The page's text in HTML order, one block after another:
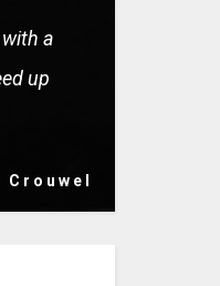
a
up
Crouwel